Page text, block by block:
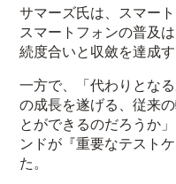
サマーズ氏は、スマー
スマートフォンの普及
続度合いと収斂を達成
一方で、「代わりとな
の成長を遂げる、従来
とができるのだろうか
ンドが『重要なテスト
た。